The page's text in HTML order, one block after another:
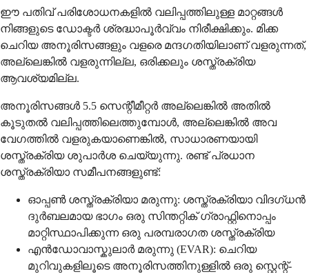
ഈ പതിവ് പരിശോധനകളില്‍ വലിപ്പത്തിലുള്ള മാറ്റങ്ങള്‍
നിങ്ങളുടെ ഡോക്ടര്‍ ശ്രദ്ധാപൂര്‍വ്വം നിരീക്ഷിക്കും. മിക്ക
ചെറിയ അനൂരിസങ്ങളും വളരെ മന്ദഗതിയിലാണ് വളരുന്നത്,
അല്ലെങ്കില്‍ വളരുന്നില്ല, ഒരിക്കലും ശസ്ത്രക്രിയ
ആവശ്യമില്ല.
അനൂരിസങ്ങള്‍ 5.5 സെന്റീമീറ്റര്‍ അല്ലെങ്കില്‍ അതില്‍
കൂടുതല്‍ വലിപ്പത്തിലെത്തുമ്പോള്‍, അല്ലെങ്കില്‍ അവ
വേഗത്തില്‍ വളരുകയാണെങ്കില്‍, സാധാരണയായി
ശസ്ത്രക്രിയ ശുപാര്‍ശ ചെയ്യുന്നു. രണ്ട് പ്രധാന
ശസ്ത്രക്രിയാ സമീപനങ്ങളുണ്ട്:
ഓപ്പണ്‍ ശസ്ത്രക്രിയാ മരുന്നു: ശസ്ത്രക്രിയാ വിദഗ്ധന്‍
ദുര്‍ബലമായ ഭാഗം ഒരു സിന്തറ്റിക് ഗ്രാഫ്റ്റിനൊപ്പം
മാറ്റിസ്ഥാപിക്കുന്ന ഒരു പരമ്പരാഗത ശസ്ത്രക്രിയ
എന്‍ഡോവാസ്കുലാര്‍ മരുന്നു (EVAR): ചെറിയ
മുറിവുകളിലൂടെ അനൂരിസത്തിനുള്ളില്‍ ഒരു സ്റ്റെന്റ്-